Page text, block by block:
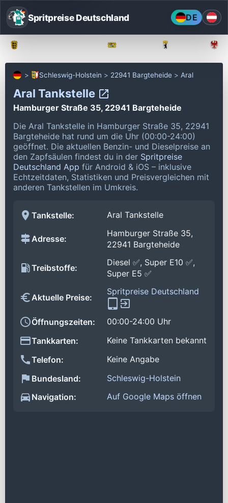
Spritpreise Deutschland DE
Schleswig-Holstein 22941 Bargteheide Aral
Aral Tankstelle
Hamburger Straße 35, 22941 Bargteheide
Die Aral Tankstelle in Hamburger Straße 35, 22941
Bargteheide hat rund um die Uhr (00:00-24:00)
geöffnet. Die aktuellen Benzin- und Dieselpreise an
den Zapfsäulen findest du in der Spritpreise
Deutschland App für Android & iOS – inklusive
Echtzeitdaten, Statistiken und Preisvergleichen mit
anderen Tankstellen im Umkreis.
Tankstelle: Aral Tankstelle
Adresse:
Hamburger Straße 35,
22941 Bargteheide
Treibstoffe:
Diesel ✅, Super E10 ✅,
Super E5 ✅
Aktuelle Preise:
Spritpreise Deutschland
Öffnungszeiten:
00:00-24:00 Uhr
Tankkarten:
Keine Tankkarten bekannt
Telefon:
Keine Angabe
Bundesland:
Schleswig-Holstein
Navigation:
Auf Google Maps öffnen